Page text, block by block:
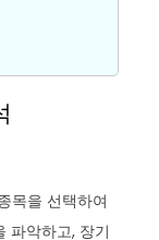
목을 선택하여
파악하고, 장기